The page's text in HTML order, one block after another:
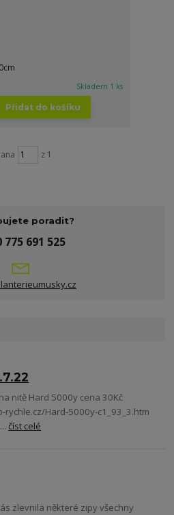
Skladem 1 ks
Přidat do košíku
z 1
poradit?
775 691 525
nitě Hard 5000y cena 30Kč
Hard-5000y-c1_93_3.htm
číst celé
zlevnila některé zipy všechny